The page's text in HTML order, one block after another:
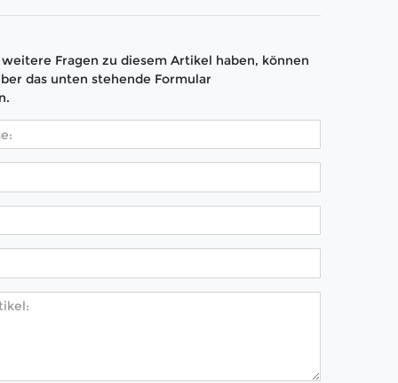
Fragen zu diesem Artikel haben, können
das unten stehende Formular